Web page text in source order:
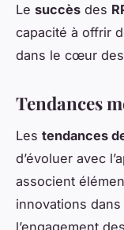
Le succès des
capacité à offrir
dans le cœur
Tendances
Les tendances
d’évoluer avec
associent
innovations
l’engagement